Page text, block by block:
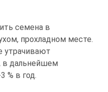
семена в
прохладном месте.
утрачивают
в дальнейшем
% в год.